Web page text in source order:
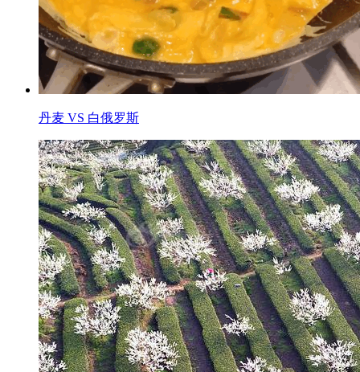
丹麦 VS 白俄罗斯